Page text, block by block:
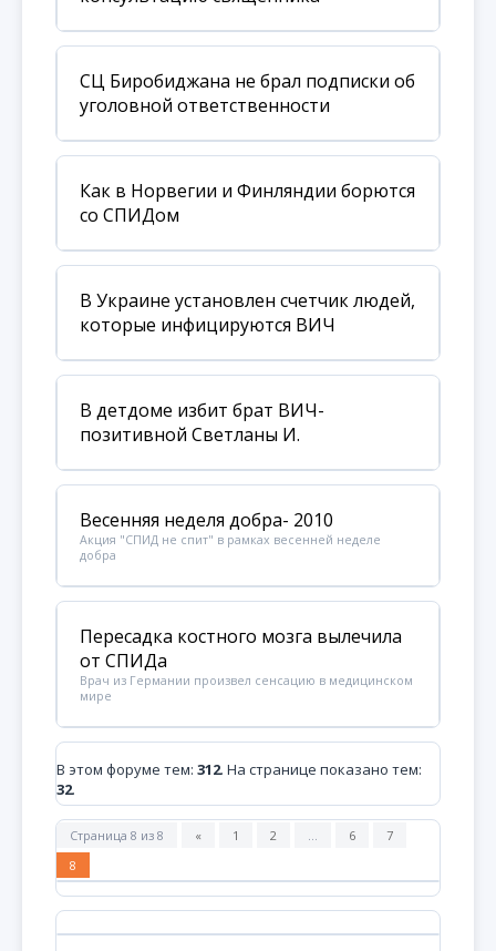
СЦ Биробиджана не брал подписки об
уголовной ответственности
Как в Норвегии и Финляндии борются
со СПИДом
В Украине установлен счетчик людей,
которые инфицируются ВИЧ
В детдоме избит брат ВИЧ-
позитивной Светланы И.
Весенняя неделя добра- 2010
Акция "СПИД не спит" в рамках весенней неделе
добра
Пересадка костного мозга вылечила
от СПИДа
Врач из Германии произвел сенсацию в медицинском
мире
В этом форуме тем: 312. На странице показано тем:
32.
Страница 8 из 8 « 1 2 … 6
7
8